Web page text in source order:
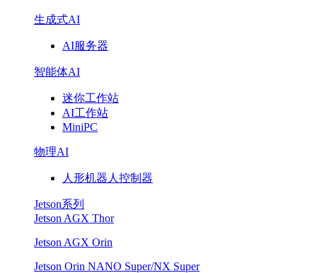
生成式AI
AI服务器
智能体AI
迷你工作站
AI工作站
MiniPC
物理AI
人形机器人控制器
Jetson系列
Jetson AGX Thor
Jetson AGX Orin
Jetson Orin NANO Super/NX Super